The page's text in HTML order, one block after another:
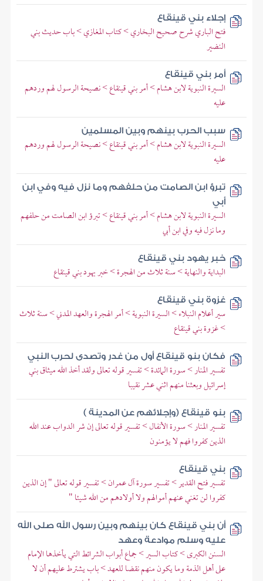
إجلاء بني قينقاع
فتح الباري شرح صحيح البخاري > كتاب المغازي > باب حديث بني
النضير
أمر بني قينقاع
السيرة النبوية لابن هشام > أمر بني قينقاع > نصيحة الرسول لهم وردهم
عليه
سبب الحرب بينهم وبين المسلمين
السيرة النبوية لابن هشام > أمر بني قينقاع > نصيحة الرسول لهم وردهم
عليه
تبرؤ ابن الصامت من حلفهم وما نزل فيه وفي ابن
أبي
السيرة النبوية لابن هشام > أمر بني قينقاع > تبرؤ ابن الصامت من حلفهم
وما نزل فيه وفي ابن أبي
خبر يهود بني قينقاع
البداية والنهاية > سنة ثلاث من الهجرة > خبر يهود بني قينقاع
غزوة بني قينقاع
سير أعلام النبلاء > السيرة النبوية > أمر الهجرة والعهد المدني > سنة ثلاث
> غزوة بني قينقاع
فكان بنو قينقاع أول من غدر وتصدى لحرب النبي
تفسير المنار > سورة المائدة > تفسير قوله تعالى ولقد أخذ الله ميثاق بني
إسرائيل وبعثنا منهم اثني عشر نقيبا
بنو قينقاع (وإجلائهم عن المدينة )
تفسير المنار > سورة الأنفال > تفسير قوله تعالى إن شر الدواب عند الله
الذين كفروا فهم لا يؤمنون
بني قينقاع
تفسير فتح القدير > تفسير سورة آل عمران > تفسير قوله تعالى " إن الذين
كفروا لن تغني عنهم أموالهم ولا أولادهم من الله شيئا "
أن بني قينقاع كان بينهم وبين رسول الله صلى الله
عليه وسلم موادعة وعهد
السنن الكبرى > كتاب السير > جماع أبواب الشرائط التي يأخذها الإمام
على أهل الذمة وما يكون منهم نقضا للعهد > باب يشترط عليهم أن لا